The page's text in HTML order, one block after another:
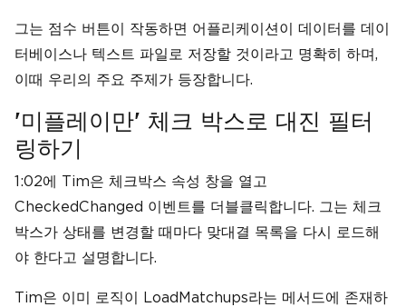
그는 점수 버튼이 작동하면 어플리케이션이 데이터를 데이
터베이스나 텍스트 파일로 저장할 것이라고 명확히 하며,
이때 우리의 주요 주제가 등장합니다.
'미플레이만' 체크 박스로 대진 필터
링하기
1:02에 Tim은 체크박스 속성 창을 열고
CheckedChanged 이벤트를 더블클릭합니다. 그는 체크
박스가 상태를 변경할 때마다 맞대결 목록을 다시 로드해
야 한다고 설명합니다.
Tim은 이미 로직이 LoadMatchups라는 메서드에 존재하